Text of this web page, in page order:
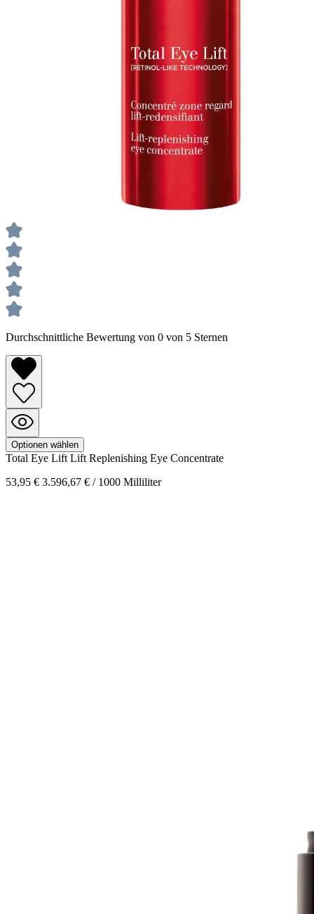
Durchschnittliche Bewertung von 0 von 5 Sternen
Optionen wählen
Total Eye Lift Lift Replenishing Eye Concentrate
53,95 € 3.596,67 € / 1000 Milliliter